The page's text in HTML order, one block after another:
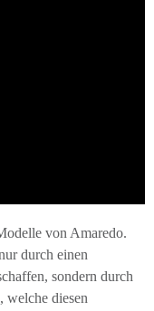
von Amaredo.
durch einen
sondern durch
welche diesen